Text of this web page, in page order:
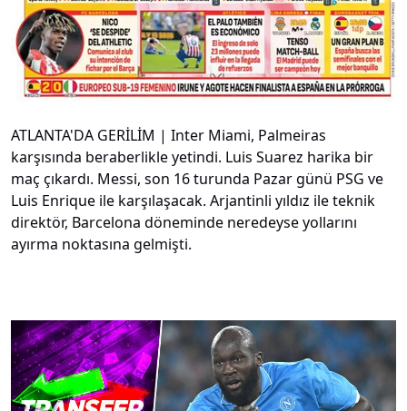
ATLANTA'DA GERİLİM | Inter Miami, Palmeiras
karşısında beraberlikle yetindi. Luis Suarez harika bir
maç çıkardı. Messi, son 16 turunda Pazar günü PSG ve
Luis Enrique ile karşılaşacak. Arjantinli yıldız ile teknik
direktör, Barcelona döneminde neredeyse yollarını
ayırma noktasına gelmişti.